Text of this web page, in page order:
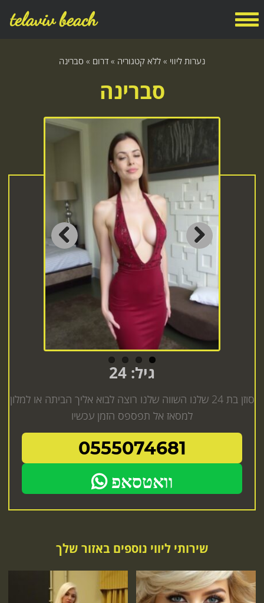
telaviv beach
נערות ליווי » ללא קטגוריה » דרום » סברינה
סברינה
Previous Next
גיל: 24
סוזן בת 24 שלנו השווה שלנו רוצה לבוא אליך הביתה או למלון
למסאז אל תפספס הזמן עכשיו
0555074681
וואטסאפ
שירותי ליווי נוספים באזור שלך